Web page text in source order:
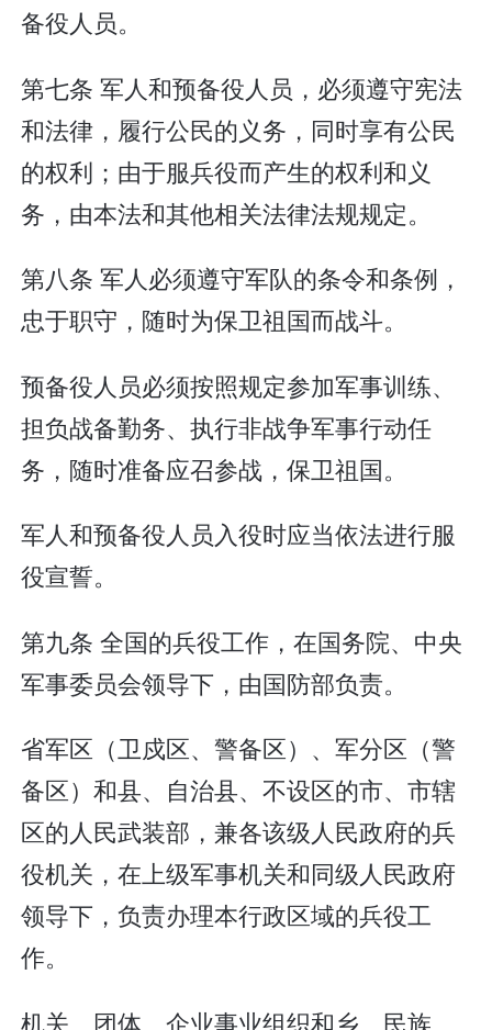
备役人员。
第七条 军人和预备役人员，必须遵守宪法
和法律，履行公民的义务，同时享有公民
的权利；由于服兵役而产生的权利和义
务，由本法和其他相关法律法规规定。
第八条 军人必须遵守军队的条令和条例，
忠于职守，随时为保卫祖国而战斗。
预备役人员必须按照规定参加军事训练、
担负战备勤务、执行非战争军事行动任
务，随时准备应召参战，保卫祖国。
军人和预备役人员入役时应当依法进行服
役宣誓。
第九条 全国的兵役工作，在国务院、中央
军事委员会领导下，由国防部负责。
省军区（卫戍区、警备区）、军分区（警
备区）和县、自治县、不设区的市、市辖
区的人民武装部，兼各该级人民政府的兵
役机关，在上级军事机关和同级人民政府
领导下，负责办理本行政区域的兵役工
作。
机关、团体、企业事业组织和乡、民族